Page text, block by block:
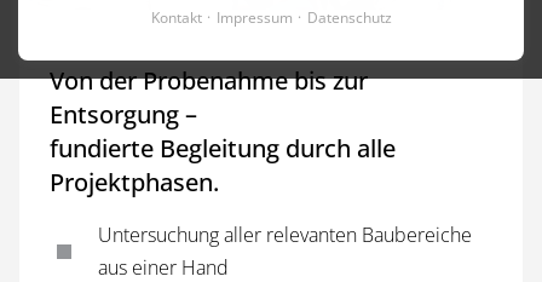
Kontakt Impressum Datenschutz
Von der Probenahme bis zur
Entsorgung –
fundierte Begleitung durch alle
Projektphasen.
Untersuchung aller relevanten Baubereiche
aus einer Hand